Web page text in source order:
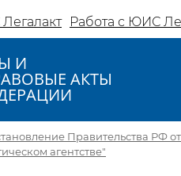
Работа с ЮИС
И
АКТЫ
Правительства РФ
агентстве"